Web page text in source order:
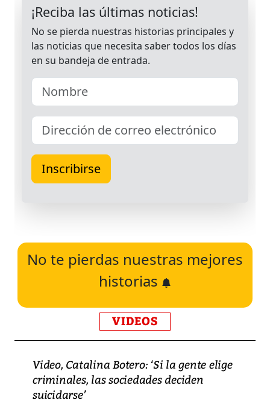
No te pierdas nuestras mejores
historias
VIDEOS
Video, Catalina Botero: ‘Si la gente elige
criminales, las sociedades deciden
suicidarse’